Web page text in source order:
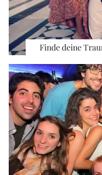
Finde deine